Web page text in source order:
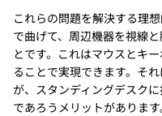
これらの問題を解決する理
で曲げて、周辺機器を視線
とです。これはマウスとキ
ることで実現できます。そ
が、スタンディングデスク
であろうメリットがあります